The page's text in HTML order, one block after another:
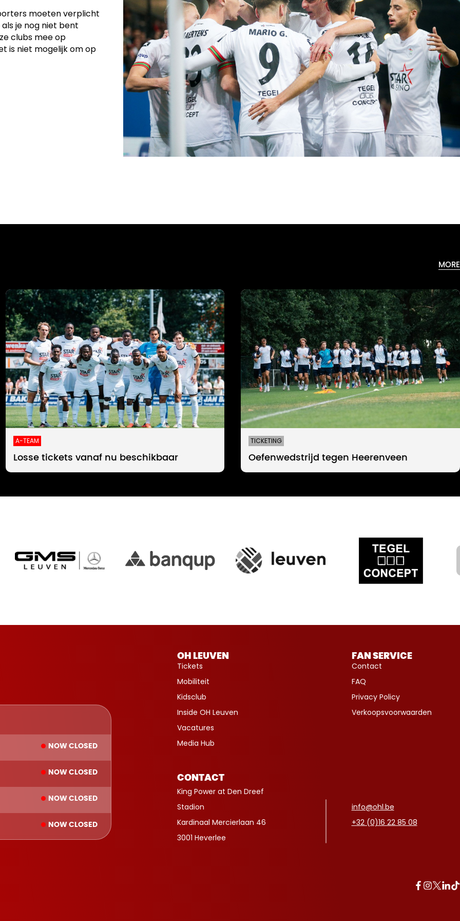
moeten verplicht
je nog niet bent
clubs mee op
is niet mogelijk om op
MORE
A-TEAM
Losse tickets vanaf nu beschikbaar
TICKETING
Oefenwedstrijd tegen Heerenveen
NOW CLOSED
NOW CLOSED
NOW CLOSED
NOW CLOSED
OH LEUVEN
Tickets
Mobiliteit
Kidsclub
Inside OH Leuven
Vacatures
Media Hub
FAN SERVICE
Contact
FAQ
Privacy Policy
Verkoopsvoorwaarden
CONTACT
King Power at Den Dreef
Stadion
Kardinaal Mercierlaan 46
3001 Heverlee
info@ohl.be
+32 (0)16 22 85 08